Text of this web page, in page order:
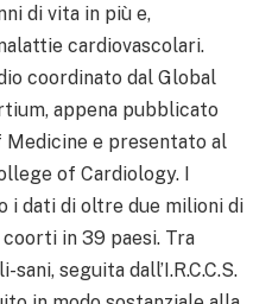
di vita in più e,
cardiovascolari.
coordinato dal Global
appena pubblicato
Medicine e presentato al
of Cardiology. I
i dati di oltre due milioni di
in 39 paesi. Tra
seguita dall’I.R.C.C.S.